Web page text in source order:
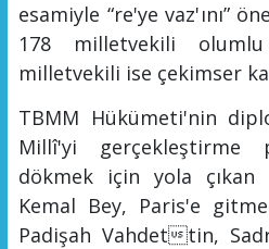
esamiyle “re'ye vaz'ını”
178 milletvekili
milletvekili ise çekimser
TBMM Hükümeti'nin
Millî'yi gerçekleştirme
dökmek için yola çıkan
Kemal Bey, Paris'e
Padişah Vahdettin,